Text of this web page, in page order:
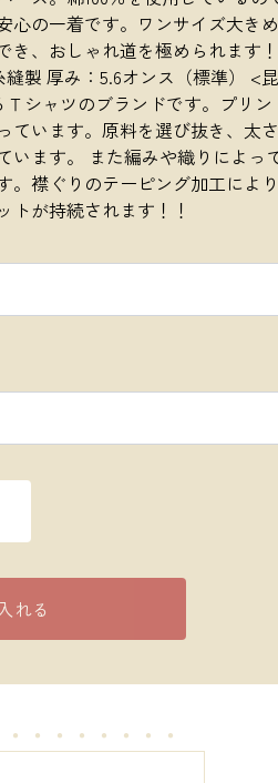
心の一着です。ワンサイズ大き
き、おしゃれ道を極められます
製 厚み：5.6オンス（標準） <
シャツのブランドです。プリ
ています。原料を選び抜き、太
います。 また編みや織りによっ
。襟ぐりのテーピング加工によ
トが持続されます！！
れる
・・・・・・・